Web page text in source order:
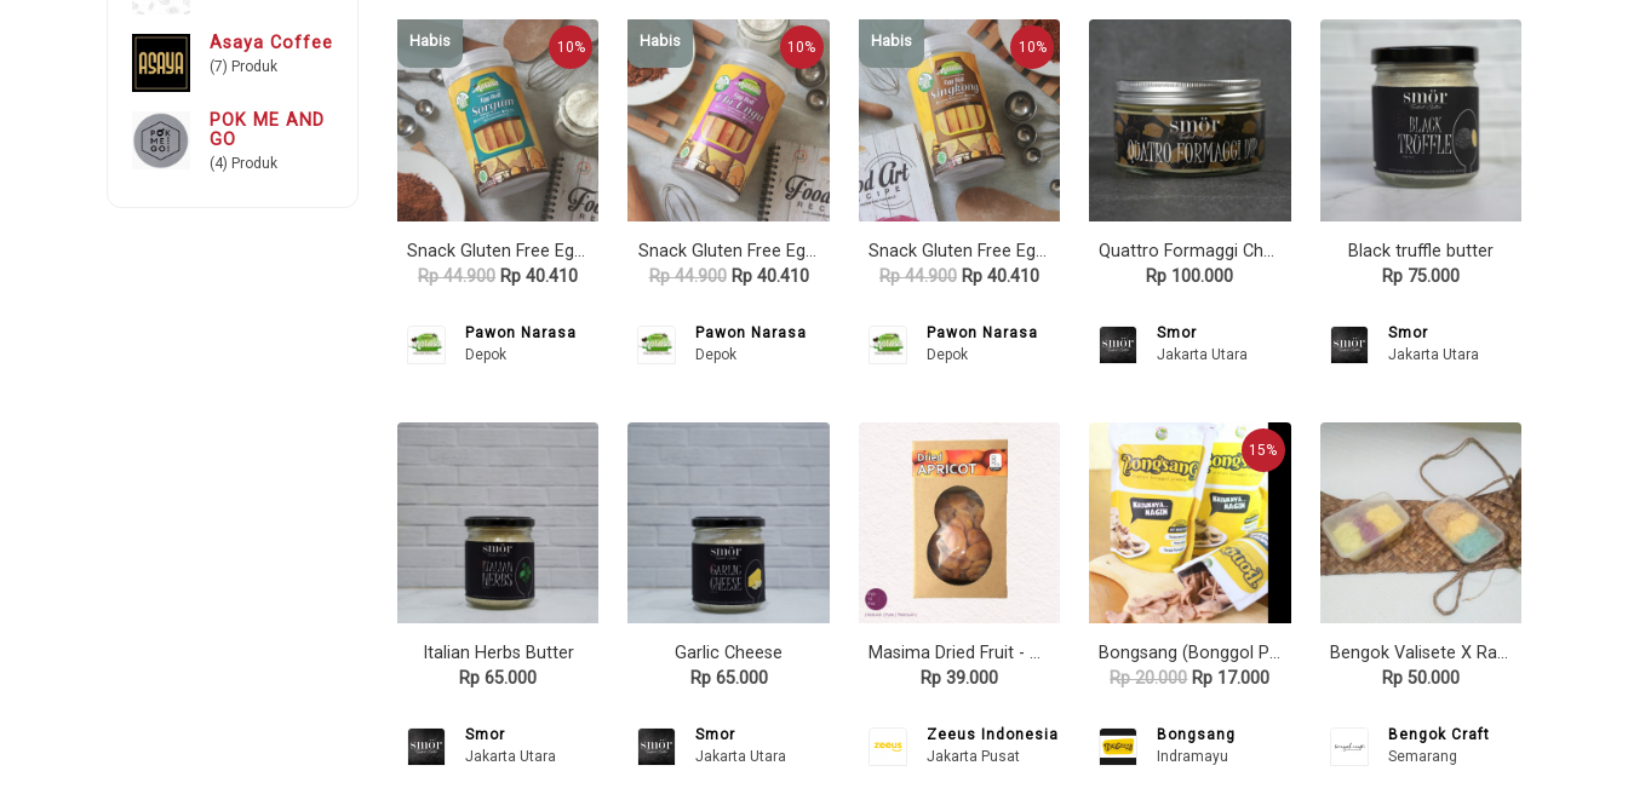
Asaya Coffee
(7) Produk
POK ME AND
GO
(4) Produk
10%
Habis
Snack Gluten Free Egg Roll SORGUM - Toples - Pawon Narasa
Rp 44.900 Rp 40.410
Pawon Narasa
Depok
10%
Habis
Snack Gluten Free Egg Roll UBI UNGU - Toples - Pawon Narasa
Rp 44.900Rp 40.410
Pawon Narasa
Depok
10%
Habis
Snack Gluten Free Egg Roll SINGKONG - Toples - Pawon Narasa
Rp 44.900Rp 40.410
Pawon Narasa
Depok
Quattro Formaggi Cheese Dip
Rp 100.000
Smor
Jakarta Utara
Black truffle butter
Rp 75.000
Smor
Jakarta Utara
Italian Herbs Butter
Rp 65.000
Smor
Jakarta Utara
Garlic Cheese
Rp 65.000
Smor
Jakarta Utara
Masima Dried Fruit - Dried Cranberry & Apricot
Rp 39.000
Zeeus Indonesia
Jakarta Pusat
15%
Bongsang (Bonggol Pisang) snack kaya nutrisi banyak variasi
Rp 20.000Rp 17.000
Bongsang
Indramayu
Bengok Valisete X Rambut Nenek_Tas Enceng Gondok Handmade
Rp 50.000
Bengok Craft
Semarang